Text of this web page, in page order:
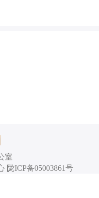
室
陇ICP备05003861号